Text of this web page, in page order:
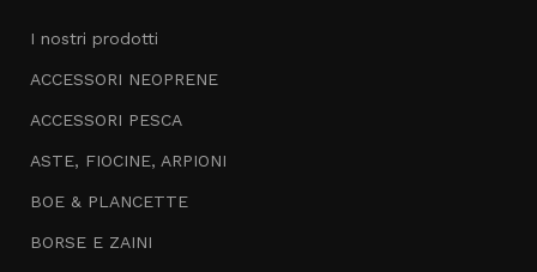
I nostri prodotti
ACCESSORI NEOPRENE
ACCESSORI PESCA
ASTE, FIOCINE, ARPIONI
BOE & PLANCETTE
BORSE E ZAINI